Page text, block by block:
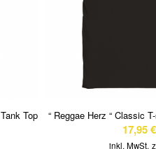
Top
“ Reggae Herz “ Classic
17,95€
inkl. MwSt.